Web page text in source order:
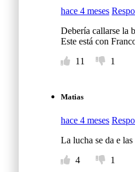
hace 4 meses
Debería callarse la
Este está con
11
1
Matias
hace 4 meses
La lucha se da e
4
1